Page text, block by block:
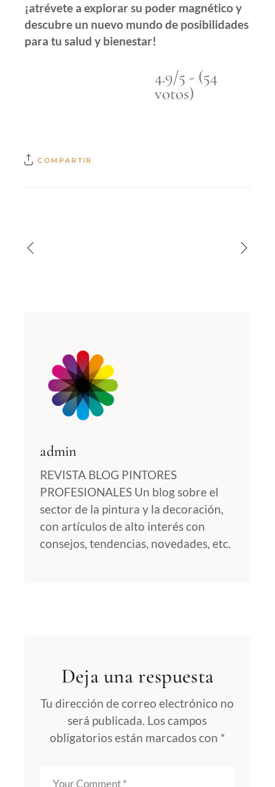
¡atrévete a explorar su poder magnético y
descubre un nuevo mundo de posibilidades
para tu salud y bienestar!
4.9/5 - (54
votos)
COMPARTIR
admin
REVISTA BLOG PINTORES
PROFESIONALES Un blog sobre el
sector de la pintura y la decoración,
con artículos de alto interés con
consejos, tendencias, novedades, etc.
Deja una respuesta
Tu dirección de correo electrónico no
será publicada. Los campos
obligatorios están marcados con *